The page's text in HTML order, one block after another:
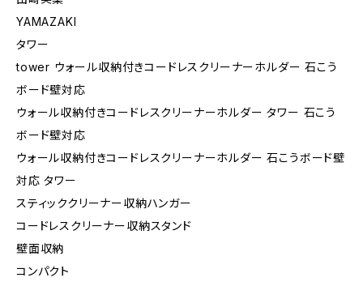
YAMAZAKI
タワー
tower ウォール収納付きコードレスクリーナーホルダー 石こう
ボード壁対応
ウォール収納付きコードレスクリーナーホルダー タワー 石こう
ボード壁対応
ウォール収納付きコードレスクリーナーホルダー 石こうボード壁
対応 タワー
スティッククリーナー収納ハンガー
コードレスクリーナー収納スタンド
壁面収納
コンパクト